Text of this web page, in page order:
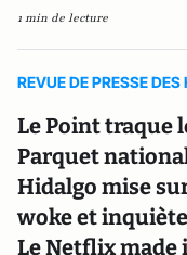
1 min de lecture
REVUE DE PRESSE DES
Le Point traque
Parquet
Hidalgo mise
woke et
Le Netflix made